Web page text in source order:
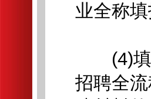
业全称
(4)填
招聘全